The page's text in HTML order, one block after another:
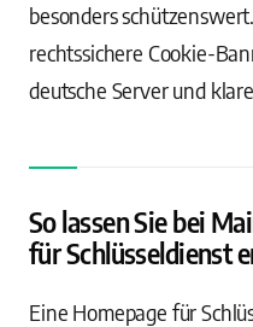
besonders
rechtssichere Cookie-
deutsche Server und
So lassen Sie bei
für Schlüsseldienst
Eine Homepage für